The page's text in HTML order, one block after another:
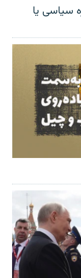
سیاسی یا